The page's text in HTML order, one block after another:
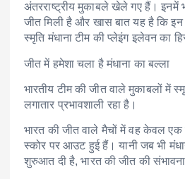
अंतरराष्ट्रीय मुकाबले खेले गए हैं। इनमें
जीत मिली है और खास बात यह है कि
स्मृति मंधाना टीम की प्लेइंग इलेवन का
जीत में हमेशा चला है मंधाना का बल्ला
भारतीय टीम की जीत वाले मुकाबलों में
लगातार प्रभावशाली रहा है।
भारत की जीत वाले मैचों में वह केवल
स्कोर पर आउट हुई हैं। यानी जब भी
शुरुआत दी है, भारत की जीत की